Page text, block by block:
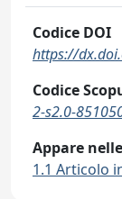
Codice DOI
https://
Codice
2-s2.0-
Appare
1.1 Articolo